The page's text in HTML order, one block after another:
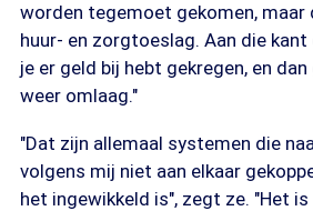
worden tegemoet gekomen, maar
huur- en zorgtoeslag. Aan die kant
je er geld bij hebt gekregen, en
weer omlaag."
"Dat zijn allemaal systemen die
volgens mij niet aan elkaar
het ingewikkeld is", zegt ze. "Het